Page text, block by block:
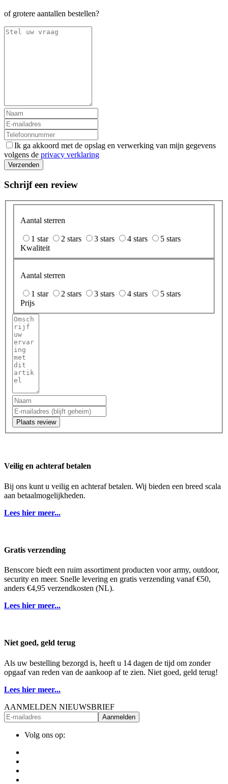
of grotere aantallen bestellen?
Ik ga akkoord met de opslag en verwerking van mijn gegevens
volgens de privacy verklaring
Verzenden
Schrijf een review
Aantal sterren
1 star 2 stars 3 stars 4 stars
5 stars
Kwaliteit
Aantal sterren
1 star 2 stars 3 stars 4 stars
5 stars
Prijs
Plaats review
Veilig en achteraf betalen
Bij ons kunt u veilig en achteraf betalen. Wij bieden een breed scala
aan betaalmogelijkheden.
Lees hier meer...
Gratis verzending
Benscore biedt een ruim assortiment producten voor army, outdoor,
security en meer. Snelle levering en gratis verzending vanaf €50,
anders €4,95 verzendkosten (NL).
Lees hier meer...
Niet goed, geld terug
Als uw bestelling bezorgd is, heeft u 14 dagen de tijd om zonder
opgaaf van reden van de aankoop af te zien. Niet goed, geld terug!
Lees hier meer...
AANMELDEN NIEUWSBRIEF
Aanmelden
Volg ons op: